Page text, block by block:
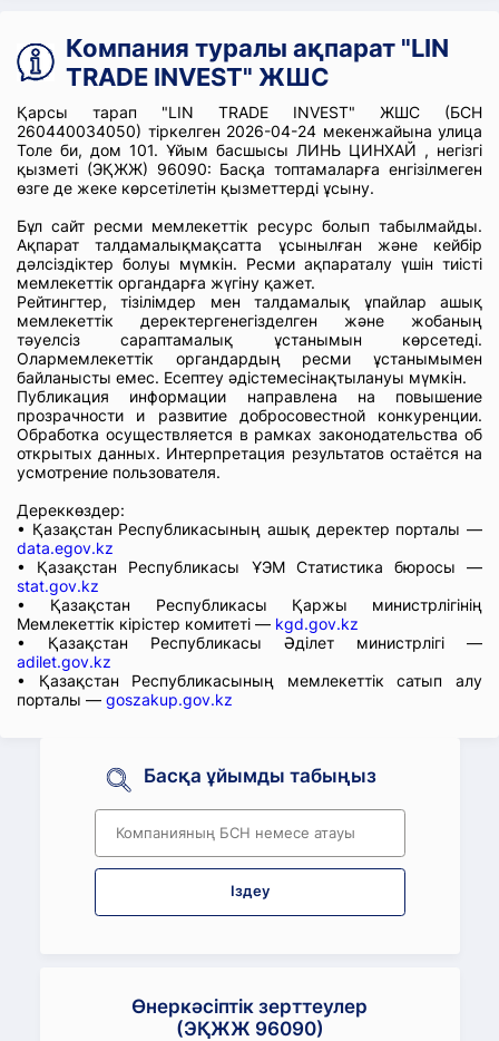
Компания туралы ақпарат "LIN
TRADE INVEST" ЖШС
Қарсы тарап "LIN TRADE INVEST" ЖШС (БСН
260440034050) тіркелген 2026-04-24 мекенжайына улица
Толе би, дом 101. Ұйым басшысы ЛИНЬ ЦИНХАЙ , негізгі
қызметі (ЭҚЖЖ) 96090: Басқа топтамаларға енгізілмеген
өзге де жеке көрсетілетін қызметтерді ұсыну.
Бұл сайт ресми мемлекеттік ресурс болып табылмайды.
Ақпарат талдамалықмақсатта ұсынылған және кейбір
дәлсіздіктер болуы мүмкін. Ресми ақпараталу үшін тиісті
мемлекеттік органдарға жүгіну қажет.
Рейтингтер, тізілімдер мен талдамалық ұпайлар ашық
мемлекеттік деректергенегізделген және жобаның
тәуелсіз сараптамалық ұстанымын көрсетеді.
Олармемлекеттік органдардың ресми ұстанымымен
байланысты емес. Есептеу әдістемесінақтылануы мүмкін.
Публикация информации направлена на повышение
прозрачности и развитие добросовестной конкуренции.
Обработка осуществляется в рамках законодательства об
открытых данных. Интерпретация результатов остаётся на
усмотрение пользователя.
Дереккөздер:
• Қазақстан Республикасының ашық деректер порталы —
data.egov.kz
• Қазақстан Республикасы ҰЭМ Статистика бюросы —
stat.gov.kz
• Қазақстан Республикасы Қаржы министрлігінің
Мемлекеттік кірістер комитеті — kgd.gov.kz
• Қазақстан Республикасы Әділет министрлігі —
adilet.gov.kz
• Қазақстан Республикасының мемлекеттік сатып алу
порталы — goszakup.gov.kz
Басқа ұйымды табыңыз
Іздеу
Өнеркәсіптік зерттеулер
(ЭҚЖЖ 96090)